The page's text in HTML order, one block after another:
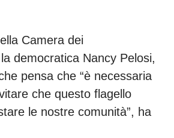
Camera dei
democratica Nancy Pelosi,
pensa che “è necessaria
che questo flagello
le nostre comunità”, ha